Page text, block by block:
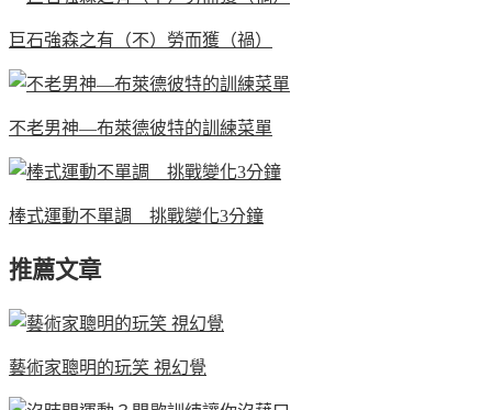
巨石強森之有（不）勞而獲（禍）
不老男神—布萊德彼特的訓練菜單
棒式運動不單調 挑戰變化3分鐘
推薦文章
藝術家聰明的玩笑 視幻覺